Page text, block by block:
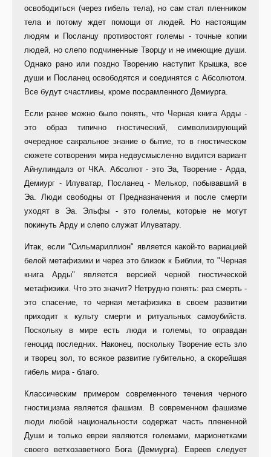
освободиться (через гибель тела), но сам стал пленником
тела и потому ждет помощи от людей. Но настоящим
людям и Посланцу противостоят големы - точные копии
людей, но слепо подчиненные Творцу и не имеющие души.
Однако рано или поздно Творению наступит Крышка, все
души и Посланец освободятся и соединятся с Абсолютом.
Все будут счастливы, кроме посрамленного Демиурга.
Если ранее можно было понять, что Черная книга Арды -
это образ типично гностический, символизирующий
очередное сакральное знание о бытие, то в гностическом
сюжете сотворения мира недвусмысленно видится вариант
Айнулиндалэ от ЧКА. Абсолют - это Эа, Творение - Арда,
Демиург - Илуватар, Посланец - Мелькор, побывавший в
Эа. Люди свободны от Предназначения и после смерти
уходят в Эа. Эльфы - это големы, которые не могут
покинуть Арду и слепо служат Илуватару.
Итак, если "Сильмариллион" является какой-то вариацией
белой метафизики и через это близок к Библии, то "Черная
книга Арды" является версией черной гностической
метафизики. Что это значит? Нетрудно понять: раз смерть -
это спасение, то черная метафизика в своем развитии
приходит к культу смерти и ритуальных самоубийств.
Поскольку в мире есть люди и големы, то оправдан
геноцид последних. Наконец, поскольку Творение есть зло
и творец зол, то всякое развитие губительно, а скорейшая
гибель мира - благо.
Классическим примером современного течения черного
гностицизма является фашизм. В современном фашизме
люди любой национальности содержат часть плененной
Души и только евреи являются големами, марионетками
своего ветхозаветного Бога (Демиурга). Евреев следует